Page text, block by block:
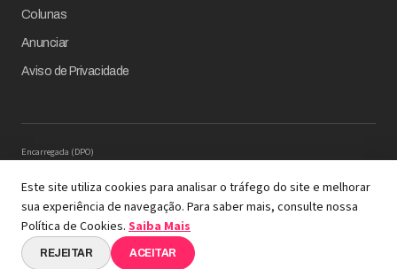
Colunas
Anunciar
Aviso de Privacidade
Encarregada (DPO)
Solicitação de Titular – Serinews
Preencher o formulário
© 2026 Revista Empresário Digital
A REVISTA COM INTELIGÊNCIA DE DADOS EM SUA
ESSÊNCIA
Este site utiliza cookies para analisar o tráfego do site e melhorar
sua experiência de navegação. Para saber mais, consulte nossa
Política de Cookies. Saiba Mais
REJEITAR ACEITAR